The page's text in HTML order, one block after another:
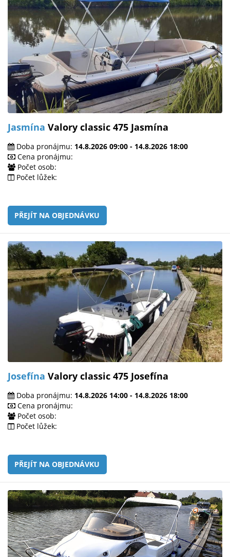
Jasmína Valory classic 475 Jasmína
Doba pronájmu: 14.8.2026 09:00 - 14.8.2026 18:00
Cena pronájmu:
Počet osob:
Počet lůžek:
PŘEJÍT NA OBJEDNÁVKU
Josefína Valory classic 475 Josefína
Doba pronájmu: 14.8.2026 14:00 - 14.8.2026 18:00
Cena pronájmu:
Počet osob:
Počet lůžek:
PŘEJÍT NA OBJEDNÁVKU